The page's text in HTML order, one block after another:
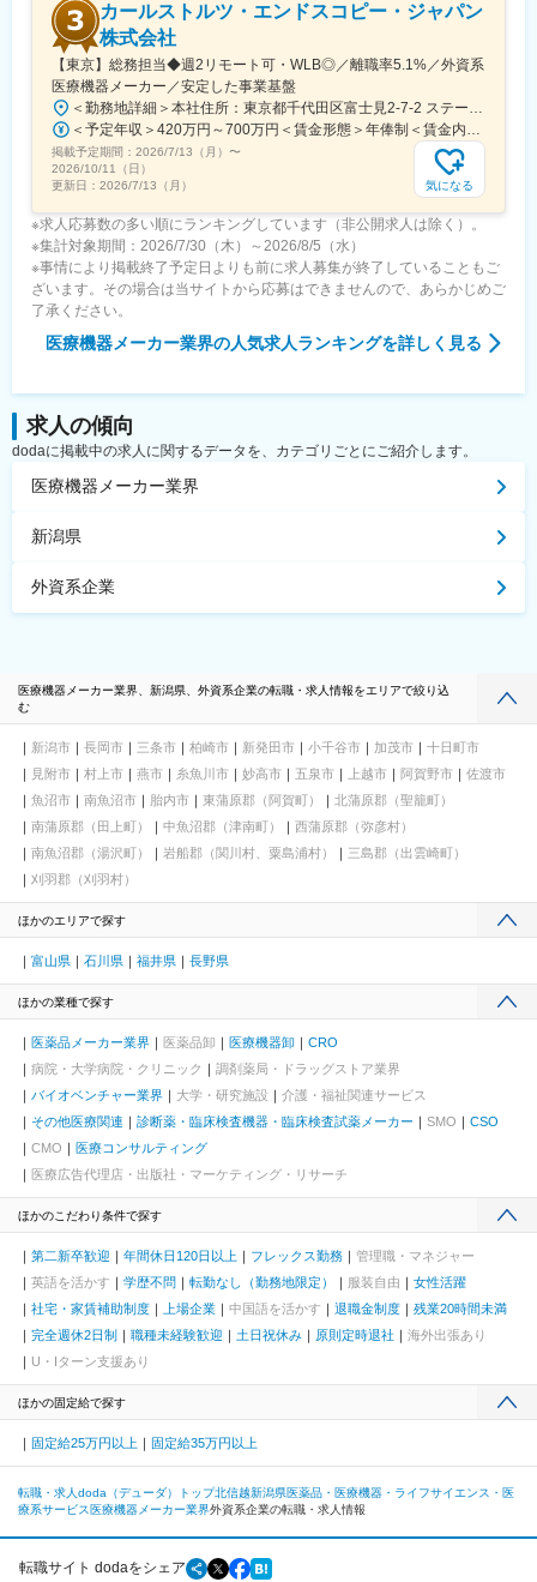
カールストルツ・エンドスコピー・ジャパン
株式会社
【東京】総務担当◆週2リモート可・WLB◎／離職率5.1%／外資系
医療機器メーカー／安定した事業基盤
＜勤務地詳細＞本社住所：東京都千代田区富士見2-7-2 ステージビルディング8F勤務地最寄駅：JR総武線／飯田橋駅受動喫煙対策：屋内全面禁煙変更の範囲：会社の定める事業所（リモートワーク含む）
＜予定年収＞420万円～700万円＜賃金形態＞年俸制＜賃金内訳＞年額（基本給）：3,319,800円～5,440,000円固定残業手当/月：73,350円～130,000円（固定残業時間30時間0分/月）超過した時間外労働の残業手当は追加支給＜月額＞350,000円～583,333円（12分割）（一律手当を含む）＜昇給有無＞有＜残業手当＞有＜給与補足＞※経験・能力・前職での給与を考慮し､当社規定により決定します。■パフォーマンスボーナス（個人実績連動／年1回■昇給：有（人事評価・会社業績に基づく）賃金はあくまでも目安の金額であり、選考を通じて上下する可能性があります。月給(月額)は固定手当を含めた表記です。
掲載予定期間： 2026/7/13（月） 〜
2026/10/11（日）
更新日： 2026/7/13（月） 気になる
※求人応募数の多い順にランキングしています（非公開求人は除く）。
※集計対象期間：2026/7/30（木）～2026/8/5（水）
※事情により掲載終了予定日よりも前に求人募集が終了していることもご
ざいます。その場合は当サイトから応募はできませんので、あらかじめご
了承ください。
医療機器メーカー業界の人気求人ランキングを詳しく見る
求人の傾向
dodaに掲載中の求人に関するデータを、カテゴリごとにご紹介します。
医療機器メーカー業界
新潟県
外資系企業
医療機器メーカー業界、新潟県、外資系企業の転職・求人情報をエリアで絞り込
む
新潟市 長岡市 三条市 柏崎市 新発田市 小千谷市 加茂市
十日町市
見附市
村上市 燕市 糸魚川市 妙高市 五泉市 上越市 阿賀野市
佐渡市
魚沼市
南魚沼市 胎内市 東蒲原郡（阿賀町）
北蒲原郡（聖籠町）
南蒲原郡（田上町）
中魚沼郡（津南町）
西蒲原郡（弥彦村）
南魚沼郡（湯沢町）
岩船郡（関川村、粟島浦村）
三島郡（出雲崎町）
刈羽郡（刈羽村）
ほかのエリアで探す
富山県 石川県 福井県 長野県
ほかの業種で探す
医薬品メーカー業界 医薬品卸 医療機器卸
CRO
病院・大学病院・クリニック
調剤薬局・ドラッグストア業界
バイオベンチャー業界
大学・研究施設
介護・福祉関連サービス
その他医療関連
診断薬・臨床検査機器・臨床検査試薬メーカー SMO
CSO
CMO
医療コンサルティング
医療広告代理店・出版社・マーケティング・リサーチ
ほかのこだわり条件で探す
第二新卒歓迎 年間休日120日以上 フレックス勤務
管理職・マネジャー
英語を活かす
学歴不問 転勤なし（勤務地限定） 服装自由
女性活躍
社宅・家賃補助制度
上場企業 中国語を活かす 退職金制度
残業20時間未満
完全週休2日制
職種未経験歓迎 土日祝休み 原則定時退社
海外出張あり
U・Iターン支援あり
ほかの固定給で探す
固定給25万円以上 固定給35万円以上
転職・求人doda（デューダ）トップ北信越新潟県医薬品・医療機器・ライフサイエンス・医
療系サービス 医療機器メーカー業界外資系企業の転職・求人情報
転職サイト dodaをシェア